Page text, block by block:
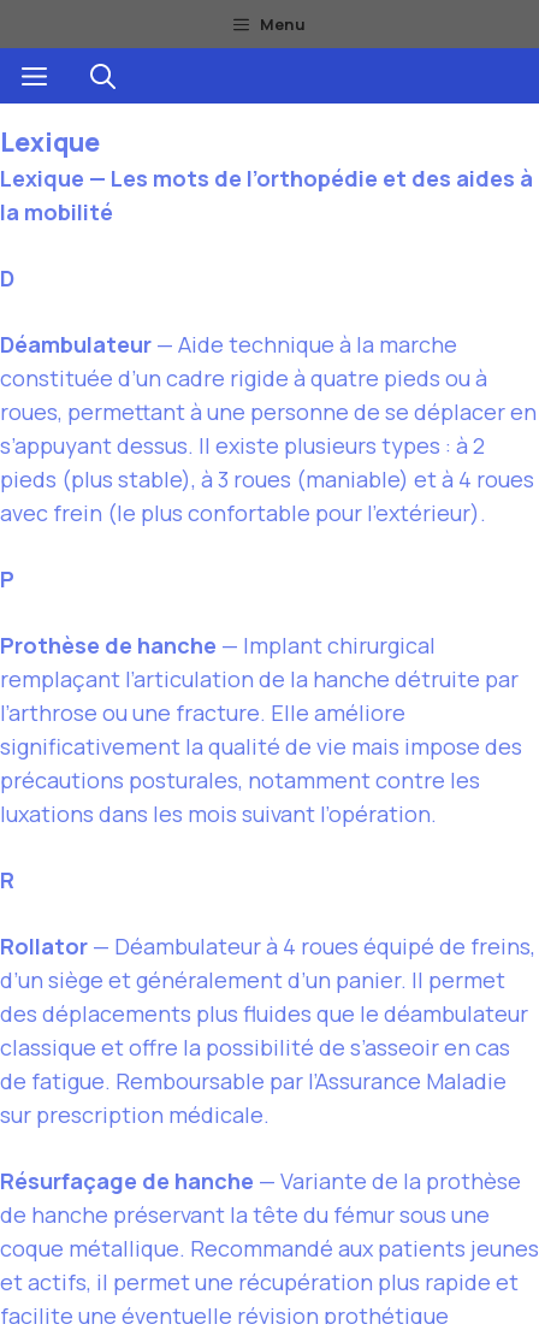
au
contenu
Menu
Menu
Lexique
Lexique — Les mots de l’orthopédie et des aides à
la mobilité
D
Déambulateur — Aide technique à la marche
constituée d’un cadre rigide à quatre pieds ou à
roues, permettant à une personne de se déplacer en
s’appuyant dessus. Il existe plusieurs types : à 2
pieds (plus stable), à 3 roues (maniable) et à 4 roues
avec frein (le plus confortable pour l’extérieur).
P
Prothèse de hanche — Implant chirurgical
remplaçant l’articulation de la hanche détruite par
l’arthrose ou une fracture. Elle améliore
significativement la qualité de vie mais impose des
précautions posturales, notamment contre les
luxations dans les mois suivant l’opération.
R
Rollator — Déambulateur à 4 roues équipé de freins,
d’un siège et généralement d’un panier. Il permet
des déplacements plus fluides que le déambulateur
classique et offre la possibilité de s’asseoir en cas
de fatigue. Remboursable par l’Assurance Maladie
sur prescription médicale.
Résurfaçage de hanche — Variante de la prothèse
de hanche préservant la tête du fémur sous une
coque métallique. Recommandé aux patients jeunes
et actifs, il permet une récupération plus rapide et
facilite une éventuelle révision prothétique